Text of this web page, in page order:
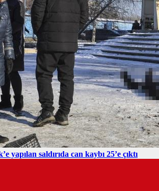
yapılan saldırıda can kaybı 25’e çıktı